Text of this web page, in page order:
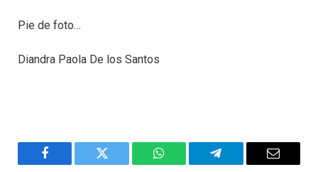
Pie de foto…
Diandra Paola De los Santos
Facebook Twitter WhatsAppTelegram Email